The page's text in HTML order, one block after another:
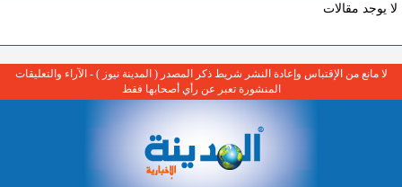
لا يوجد مقالات
لا مانع من الإقتباس وإعادة النشر شريط ذكر المصدر ( المدينة نيوز ) - الآراء والتعليقات
المنشورة تعبر عن رأي أصحابها فقط